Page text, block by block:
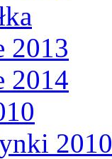
2013
2014
2010